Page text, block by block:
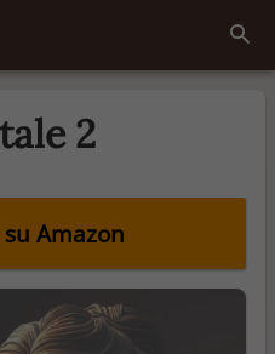
2
Amazon